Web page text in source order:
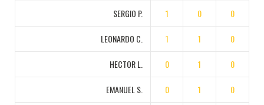
SERGIO P. 1 0 0
LEONARDO C. 1 1 0
HECTOR L. 0 1 0
EMANUEL S. 0 1 0